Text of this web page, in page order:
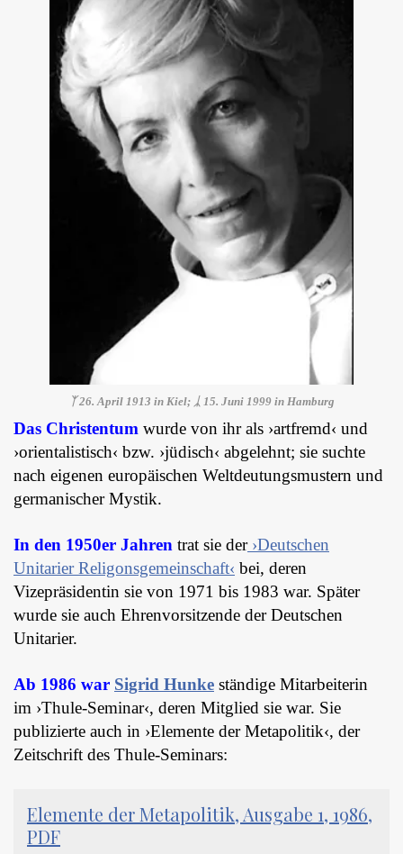
ᛉ 26. April 1913 in Kiel; ᛣ 15. Juni 1999 in Hamburg
Das Christentum wurde von ihr als ›artfremd‹ und
›orientalistisch‹ bzw. ›jüdisch‹ abgelehnt; sie suchte
nach eigenen europäischen Weltdeutungsmustern und
germanischer Mystik.
In den 1950er Jahren trat sie der›Deutschen
Unitarier Religonsgemeinschaft‹ bei, deren
Vizepräsidentin sie von 1971 bis 1983 war. Später
wurde sie auch Ehrenvorsitzende der Deutschen
Unitarier.
Ab 1986 war Sigrid Hunke ständige Mitarbeiterin
im ›Thule-Seminar‹, deren Mitglied sie war. Sie
publizierte auch in ›Elemente der Metapolitik‹, der
Zeitschrift des Thule-Seminars:
Elemente der Metapolitik, Ausgabe 1, 1986,
PDF